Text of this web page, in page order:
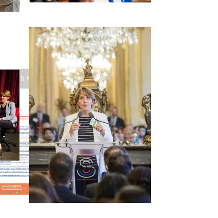
DERNIER POST
MISSION EFE - POINT D'ÉTAPE #1
📱 REJOIGNEZ LA
CHAÎNE WHATSAPP
POUR SUIVRE LA
MISSION Envoyez le
mot “MISSION” à ce
numéro +33 6 30 99
39 01. Un message